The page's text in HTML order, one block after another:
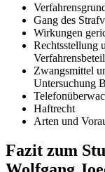
Gang des
Wirkungen
Rechtsstellung
Zwangsmittel
Untersuchung
Haftrecht
Arten und
Fazit zum